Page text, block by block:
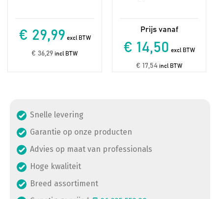
€ 29,99 excl BTW
€ 36,29 incl BTW € 14,50 excl BTW
€ 17,54 incl BTW
Snelle levering
Garantie op onze producten
Advies op maat van professionals
Hoge kwaliteit
Breed assortiment